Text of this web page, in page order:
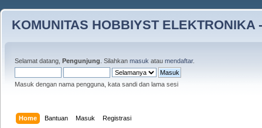
KOMUNITAS HOBBIYST ELEKTRONIKA
Selamat datang, Pengunjung . Silahkan masuk atau mendaftar.
Masuk dengan nama pengguna, kata sandi dan lama sesi
Home Bantuan Masuk Registrasi